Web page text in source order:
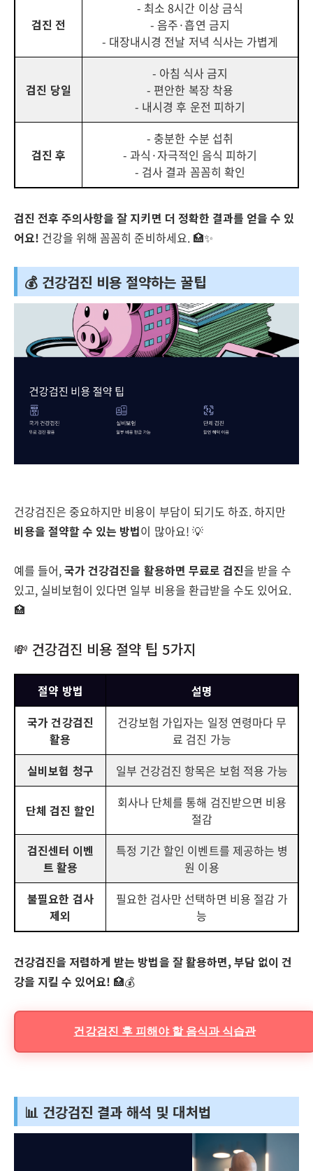
검진 전
- 최소 8시간 이상 금식
- 음주·흡연 금지
- 대장내시경 전날 저녁 식사는 가볍게
검진 당일
- 아침 식사 금지
- 편안한 복장 착용
- 내시경 후 운전 피하기
검진 후
- 충분한 수분 섭취
- 과식·자극적인 음식 피하기
- 검사 결과 꼼꼼히 확인
검진 전후 주의사항을 잘 지키면 더 정확한 결과를 얻을 수 있
어요! 건강을 위해 꼼꼼히 준비하세요. 🏥✨
💰 건강검진 비용 절약하는 꿀팁
건강검진은 중요하지만 비용이 부담이 되기도 하죠. 하지만
비용을 절약할 수 있는 방법이 많아요! 💡
예를 들어,국가 건강검진을 활용하면 무료로 검진을 받을 수
있고, 실비보험이 있다면 일부 비용을 환급받을 수도 있어요.
🏥
💸 건강검진 비용 절약 팁 5가지
절약 방법
설명
국가 건강검진
활용
건강보험 가입자는 일정 연령마다 무
료 검진 가능
실비보험 청구
일부 건강검진 항목은 보험 적용 가능
단체 검진 할인
회사나 단체를 통해 검진받으면 비용
절감
검진센터 이벤
트 활용
특정 기간 할인 이벤트를 제공하는 병
원 이용
불필요한 검사
제외
필요한 검사만 선택하면 비용 절감 가
능
건강검진을 저렴하게 받는 방법을 잘 활용하면, 부담 없이 건
강을 지킬 수 있어요! 🏥💰
건강검진 후 피해야 할 음식과 식습관
📊 건강검진 결과 해석 및 대처법